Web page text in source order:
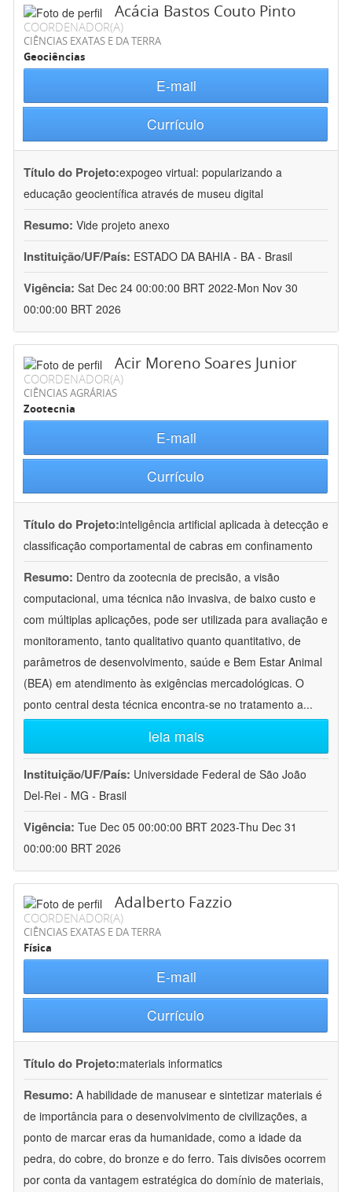
Acácia Bastos Couto Pinto
COORDENADOR(A)
CIÊNCIAS EXATAS E DA TERRA
Geociências
E-mail
Currículo
Título do Projeto:expogeo virtual: popularizando a
educação geocientífica através de museu digital
Resumo: Vide projeto anexo
Instituição/UF/País: ESTADO DA BAHIA - BA - Brasil
Vigência: Sat Dec 24 00:00:00 BRT 2022-Mon Nov 30
00:00:00 BRT 2026
Acir Moreno Soares Junior
COORDENADOR(A)
CIÊNCIAS AGRÁRIAS
Zootecnia
E-mail
Currículo
Título do Projeto:inteligência artificial aplicada à detecção e
classificação comportamental de cabras em confinamento
Resumo: Dentro da zootecnia de precisão, a visão
computacional, uma técnica não invasiva, de baixo custo e
com múltiplas aplicações, pode ser utilizada para avaliação e
monitoramento, tanto qualitativo quanto quantitativo, de
parâmetros de desenvolvimento, saúde e Bem Estar Animal
(BEA) em atendimento às exigências mercadológicas. O
ponto central desta técnica encontra-se no tratamento a...
leia mais
Instituição/UF/País: Universidade Federal de São João
Del-Rei - MG - Brasil
Vigência: Tue Dec 05 00:00:00 BRT 2023-Thu Dec 31
00:00:00 BRT 2026
Adalberto Fazzio
COORDENADOR(A)
CIÊNCIAS EXATAS E DA TERRA
Física
E-mail
Currículo
Título do Projeto:materials informatics
Resumo: A habilidade de manusear e sintetizar materiais é
de importância para o desenvolvimento de civilizações, a
ponto de marcar eras da humanidade, como a idade da
pedra, do cobre, do bronze e do ferro. Tais divisões ocorrem
por conta da vantagem estratégica do domínio de materiais,